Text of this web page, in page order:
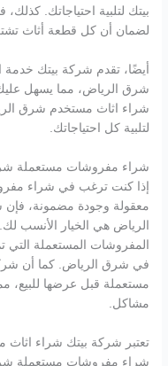
بيتك لتلبية احتياجاتك.
لضمان أن كل قطعة أثاث
أيضًا، تقدم شركة بيتك خدمة
شرق الرياض، مما يسهل
شراء اثاث مستخدم شرق
لتلبية كل احتياجاتك.
شراء مفروشات مستعملة
إذا كنت ترغب في شراء
معقولة وجودة مضمونة،
الرياض هي الخيار الأنسب
المفروشات المستعملة التي تم
في شرق الرياض. كما أن
مستعملة قبل عرضها للبيع،
مشاكل.
تعتبر شركة بيتك شراء
شراء مفروشات مستعملة